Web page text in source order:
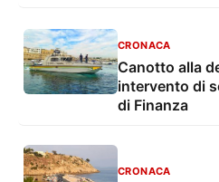
CRONACA
Canotto alla
intervento di
di Finanza
CRONACA